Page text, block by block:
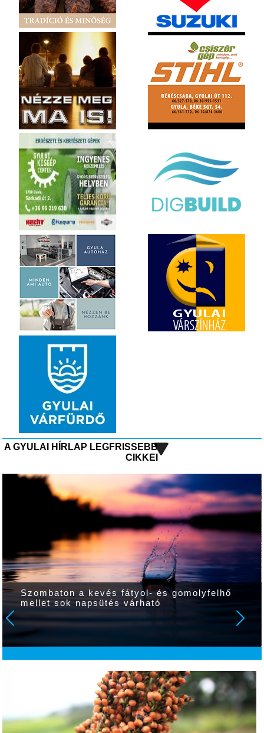
A GYULAI HÍRLAP LEGFRISSEBB
CIKKEI
Szombaton a kevés fátyol- és gomolyfelhő
mellet sok napsütés várható